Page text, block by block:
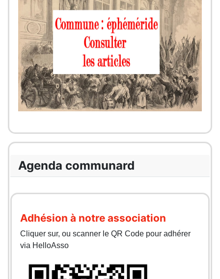
Agenda communard
Adhésion à notre association
Cliquer sur, ou scanner le QR Code pour adhérer
via HelloAsso